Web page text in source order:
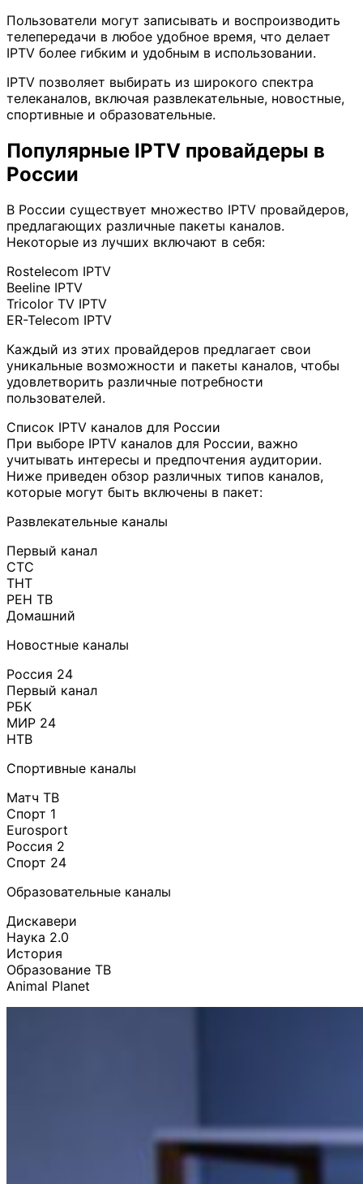
Пользователи могут записывать и воспроизводить
телепередачи в любое удобное время, что делает
IPTV более гибким и удобным в использовании.
IPTV позволяет выбирать из широкого спектра
телеканалов, включая развлекательные, новостные,
спортивные и образовательные.
Популярные IPTV провайдеры в
России
В России существует множество IPTV провайдеров,
предлагающих различные пакеты каналов.
Некоторые из лучших включают в себя:
Rostelecom IPTV
Beeline IPTV
Tricolor TV IPTV
ER-Telecom IPTV
Каждый из этих провайдеров предлагает свои
уникальные возможности и пакеты каналов, чтобы
удовлетворить различные потребности
пользователей.
Список IPTV каналов для России
При выборе IPTV каналов для России, важно
учитывать интересы и предпочтения аудитории.
Ниже приведен обзор различных типов каналов,
которые могут быть включены в пакет:
Развлекательные каналы
Первый канал
СТС
ТНТ
РЕН ТВ
Домашний
Новостные каналы
Россия 24
Первый канал
РБК
МИР 24
НТВ
Спортивные каналы
Матч ТВ
Спорт 1
Eurosport
Россия 2
Спорт 24
Образовательные каналы
Дискавери
Наука 2.0
История
Образование ТВ
Animal Planet